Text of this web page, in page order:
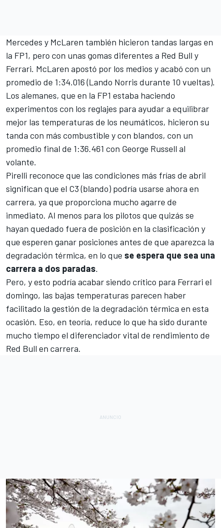
Mercedes y McLaren también hicieron tandas largas en
la FP1, pero con unas gomas diferentes a Red Bull y
Ferrari. McLaren apostó por los medios y acabó con un
promedio de 1:34.016 (Lando Norris durante 10 vueltas).
Los alemanes, que en la FP1 estaba haciendo
experimentos con los reglajes para ayudar a equilibrar
mejor las temperaturas de los neumáticos, hicieron su
tanda con más combustible y con blandos, con un
promedio final de 1:36.461 con George Russell al
volante.
Pirelli reconoce que las condiciones más frías de abril
significan que el C3 (blando) podría usarse ahora en
carrera, ya que proporciona mucho agarre de
inmediato. Al menos para los pilotos que quizás se
hayan quedado fuera de posición en la clasificación y
que esperen ganar posiciones antes de que aparezca la
degradación térmica, en lo que se espera que sea una
carrera a dos paradas.
Pero, y esto podría acabar siendo crítico para Ferrari el
domingo, las bajas temperaturas parecen haber
facilitado la gestión de la degradación térmica en esta
ocasión. Eso, en teoría, reduce lo que ha sido durante
mucho tiempo el diferenciador vital de rendimiento de
Red Bull en carrera.